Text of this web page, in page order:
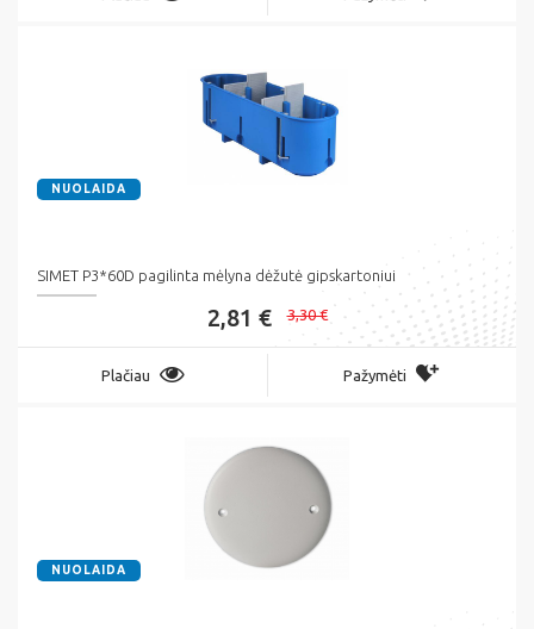
NUOLAIDA
SIMET P3*60D pagilinta mėlyna dėžutė gipskartoniui
2,81 € 3,30 €
Plačiau Pažymėti
NUOLAIDA